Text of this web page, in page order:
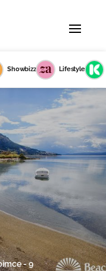
Showbizz Lifestyle
- 9